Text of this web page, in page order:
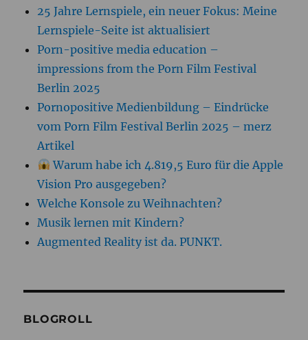
25 Jahre Lernspiele, ein neuer Fokus: Meine
Lernspiele-Seite ist aktualisiert
Porn-positive media education –
impressions from the Porn Film Festival
Berlin 2025
Pornopositive Medienbildung – Eindrücke
vom Porn Film Festival Berlin 2025 – merz
Artikel
Warum habe ich 4.819,5 Euro für die Apple
Vision Pro ausgegeben?
Welche Konsole zu Weihnachten?
Musik lernen mit Kindern?
Augmented Reality ist da. PUNKT.
BLOGROLL